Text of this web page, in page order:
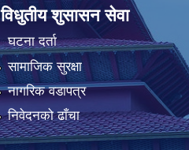
विधुतीय शुसासन सेवा
घटना दर्ता
सामाजिक सुरक्षा
नागरिक वडापत्र
निवेदनको ढाँचा